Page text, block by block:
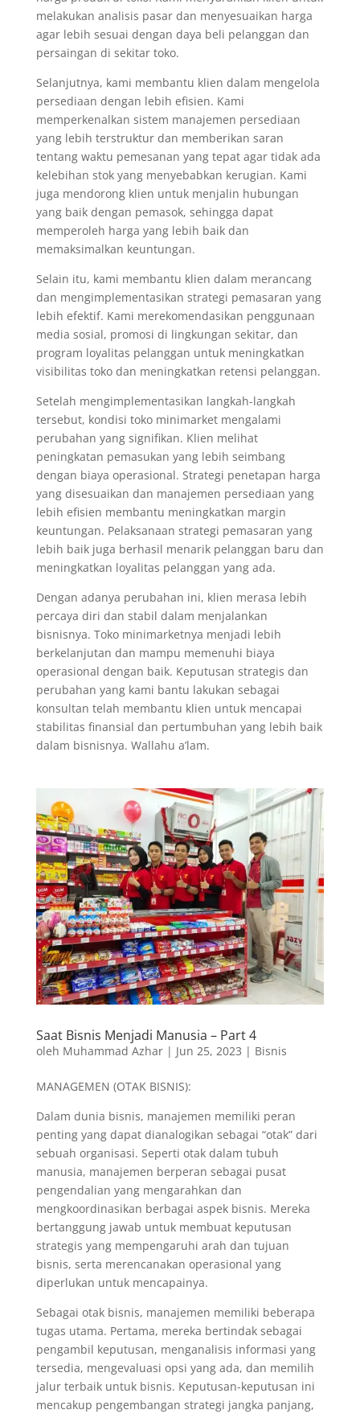
melakukan analisis pasar dan menyesuaikan harga
agar lebih sesuai dengan daya beli pelanggan dan
persaingan di sekitar toko.
Selanjutnya, kami membantu klien dalam mengelola
persediaan dengan lebih efisien. Kami
memperkenalkan sistem manajemen persediaan
yang lebih terstruktur dan memberikan saran
tentang waktu pemesanan yang tepat agar tidak ada
kelebihan stok yang menyebabkan kerugian. Kami
juga mendorong klien untuk menjalin hubungan
yang baik dengan pemasok, sehingga dapat
memperoleh harga yang lebih baik dan
memaksimalkan keuntungan.
Selain itu, kami membantu klien dalam merancang
dan mengimplementasikan strategi pemasaran yang
lebih efektif. Kami merekomendasikan penggunaan
media sosial, promosi di lingkungan sekitar, dan
program loyalitas pelanggan untuk meningkatkan
visibilitas toko dan meningkatkan retensi pelanggan.
Setelah mengimplementasikan langkah-langkah
tersebut, kondisi toko minimarket mengalami
perubahan yang signifikan. Klien melihat
peningkatan pemasukan yang lebih seimbang
dengan biaya operasional. Strategi penetapan harga
yang disesuaikan dan manajemen persediaan yang
lebih efisien membantu meningkatkan margin
keuntungan. Pelaksanaan strategi pemasaran yang
lebih baik juga berhasil menarik pelanggan baru dan
meningkatkan loyalitas pelanggan yang ada.
Dengan adanya perubahan ini, klien merasa lebih
percaya diri dan stabil dalam menjalankan
bisnisnya. Toko minimarketnya menjadi lebih
berkelanjutan dan mampu memenuhi biaya
operasional dengan baik. Keputusan strategis dan
perubahan yang kami bantu lakukan sebagai
konsultan telah membantu klien untuk mencapai
stabilitas finansial dan pertumbuhan yang lebih baik
dalam bisnisnya. Wallahu a’lam.
Saat Bisnis Menjadi Manusia – Part 4
oleh Muhammad Azhar| Jun 25, 2023 | Bisnis
MANAGEMEN (OTAK BISNIS):
Dalam dunia bisnis, manajemen memiliki peran
penting yang dapat dianalogikan sebagai “otak” dari
sebuah organisasi. Seperti otak dalam tubuh
manusia, manajemen berperan sebagai pusat
pengendalian yang mengarahkan dan
mengkoordinasikan berbagai aspek bisnis. Mereka
bertanggung jawab untuk membuat keputusan
strategis yang mempengaruhi arah dan tujuan
bisnis, serta merencanakan operasional yang
diperlukan untuk mencapainya.
Sebagai otak bisnis, manajemen memiliki beberapa
tugas utama. Pertama, mereka bertindak sebagai
pengambil keputusan, menganalisis informasi yang
tersedia, mengevaluasi opsi yang ada, dan memilih
jalur terbaik untuk bisnis. Keputusan-keputusan ini
mencakup pengembangan strategi jangka panjang,